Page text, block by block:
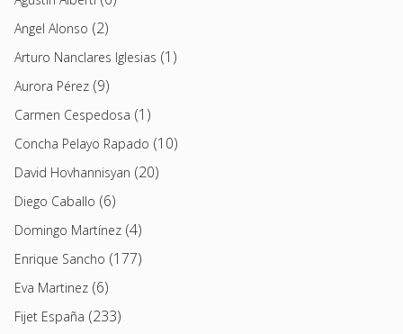
Angel Alonso (2)
Arturo Nanclares Iglesias (1)
Aurora Pérez (9)
Carmen Cespedosa (1)
Concha Pelayo Rapado (10)
David Hovhannisyan (20)
Diego Caballo (6)
Domingo Martínez (4)
Enrique Sancho (177)
Eva Martinez (6)
Fijet España (233)